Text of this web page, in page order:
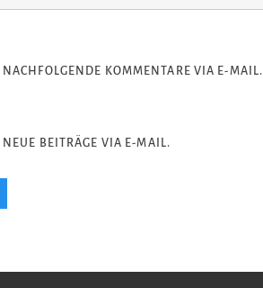
KOMMENTARE VIA E-MAIL.
BEITRÄGE VIA E-MAIL.